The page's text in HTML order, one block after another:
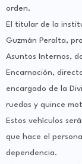
orden.
El titular de la
Guzmán Peralta,
Asuntos Internos,
Encarnación,
encargado de la
ruedas y quince
Estos vehículos
que hace el
dependencia.